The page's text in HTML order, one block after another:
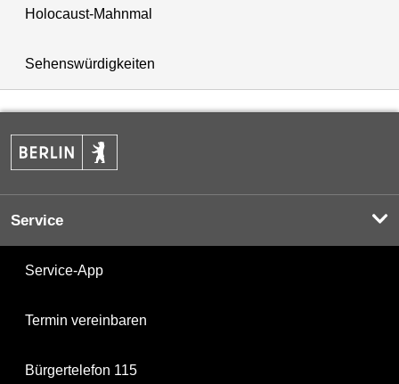
Holocaust-Mahnmal
Sehenswürdigkeiten
Service
Service-App
Termin vereinbaren
Bürgertelefon 115